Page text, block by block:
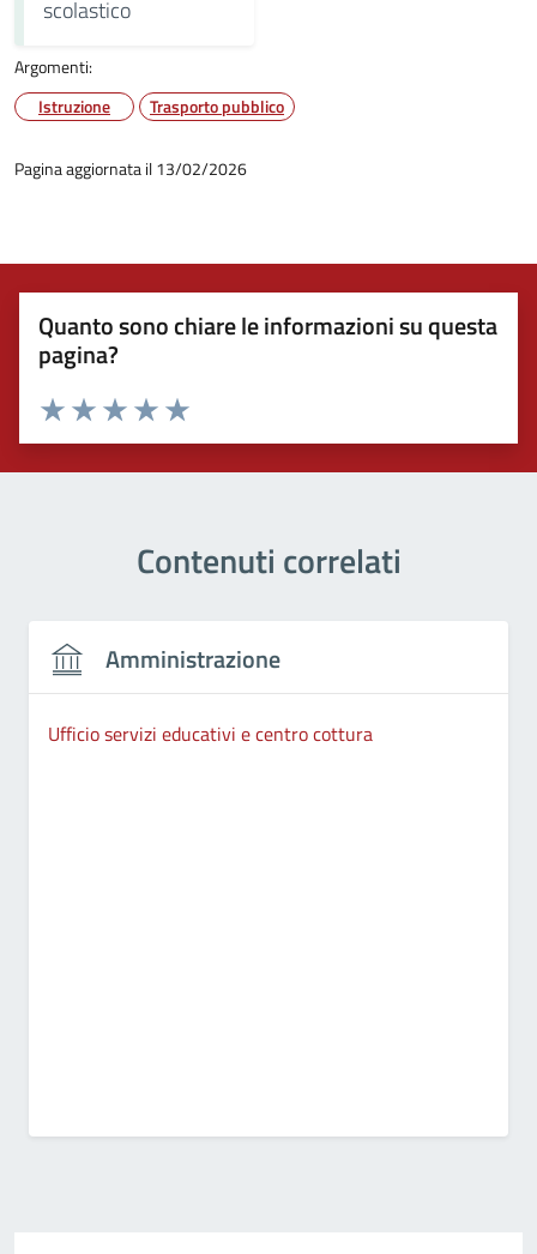
scolastico
Argomenti:
Istruzione
Trasporto pubblico
Pagina aggiornata il 13/02/2026
Quanto sono chiare le informazioni su questa
pagina?
Valuta 5 stelle su 5
Valuta 4 stelle su 5
Valuta 3 stelle su 5
Valuta 2 stelle su 5
Valuta 1 stelle su 5
Contenuti correlati
Amministrazione
Ufficio servizi educativi e centro cottura